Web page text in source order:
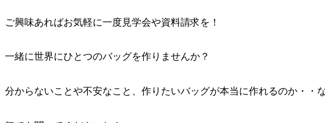
ご興味あればお気軽に一度見学会や資料請求を！
一緒に世界にひとつのバッグを作りませんか？
分からないことや不安なこと、作りたいバッグが本当に作れるのか・・